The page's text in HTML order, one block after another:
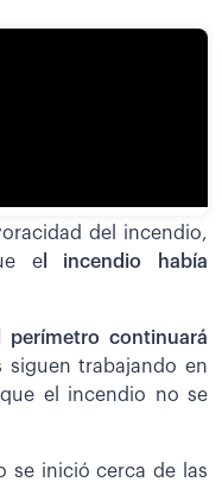
del incendio,
el incendio había
perímetro continuará
siguen trabajando en
el incendio no se
se inició cerca de las